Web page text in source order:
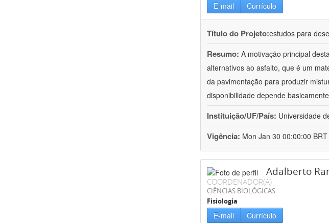
E-mail Currículo
Título do Projeto:estudos para
Resumo: A motivação principal
alternativos ao asfalto, que é um
da pavimentação para produzir
disponibilidade depende
Instituição/UF/País: Universidade
Vigência: Mon Jan 30 00:00:00
Adalberto
COORDENADOR(A)
CIÊNCIAS BIOLÓGICAS
Fisiologia
E-mail Currículo